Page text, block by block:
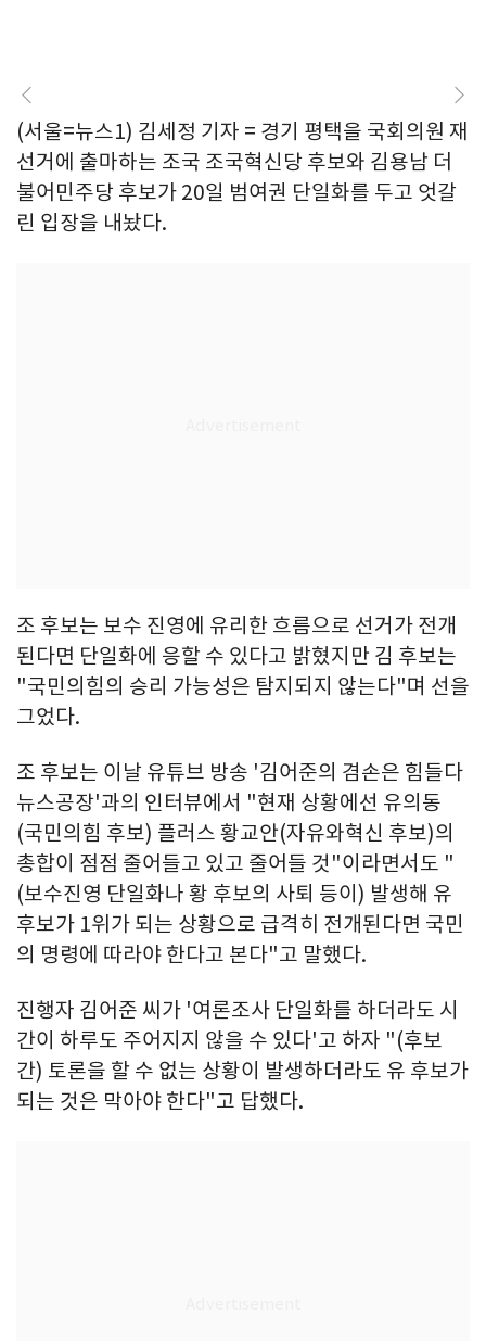
(서울=뉴스1) 김세정 기자 = 경기 평택을 국회의원 재
선거에 출마하는 조국 조국혁신당 후보와 김용남 더
불어민주당 후보가 20일 범여권 단일화를 두고 엇갈
린 입장을 내놨다.
조 후보는 보수 진영에 유리한 흐름으로 선거가 전개
된다면 단일화에 응할 수 있다고 밝혔지만 김 후보는
"국민의힘의 승리 가능성은 탐지되지 않는다"며 선을
그었다.
조 후보는 이날 유튜브 방송 '김어준의 겸손은 힘들다
뉴스공장'과의 인터뷰에서 "현재 상황에선 유의동
(국민의힘 후보) 플러스 황교안(자유와혁신 후보)의
총합이 점점 줄어들고 있고 줄어들 것"이라면서도 "
(보수진영 단일화나 황 후보의 사퇴 등이) 발생해 유
후보가 1위가 되는 상황으로 급격히 전개된다면 국민
의 명령에 따라야 한다고 본다"고 말했다.
진행자 김어준 씨가 '여론조사 단일화를 하더라도 시
간이 하루도 주어지지 않을 수 있다'고 하자 "(후보
간) 토론을 할 수 없는 상황이 발생하더라도 유 후보가
되는 것은 막아야 한다"고 답했다.